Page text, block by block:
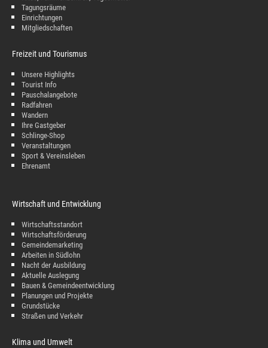
Tagungsräume
Einrichtungen
Mitgliedschaften
Freizeit und Tourismus
Unsere Highlights
Tourist Info
Pauschalangebote
Radfahren
Wandern
Ihre Gastgeber
Schlinge-Shop
Veranstaltungen
Sport & Vereinsleben
Ehrenamt
Wirtschaft und Entwicklung
Wirtschaftsstandort
Wirtschaftsförderung
Gemeindemarketing
Arbeiten in Südlohn
Nacht der Ausbildung
Aktuelle Auslegung
Bauen & Gemeindeentwicklung
Planungen und Projekte
Grundstücke
Straßen und Verkehr
Klima und Umwelt